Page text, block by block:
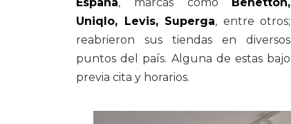
Uniqlo, Levis, Superga, entre otros;
reabrieron sus tiendas en diversos
puntos del país. Alguna de estas bajo
previa cita y horarios.